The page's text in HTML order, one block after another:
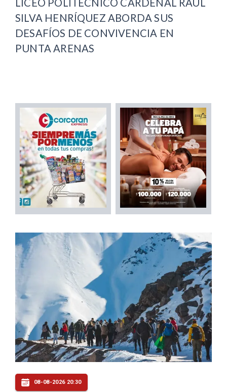
SILVA HENRÍQUEZ ABORDA SUS
DESAFÍOS DE CONVIVENCIA EN
PUNTA ARENAS
08-08-2026 20:30